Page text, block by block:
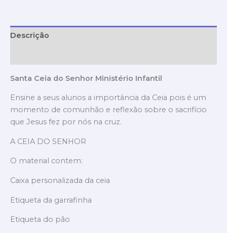
Descrição
Santa Ceia do Senhor Ministério Infantil
Ensine a seus alunos a importância da Ceia pois é um
momento de comunhão e reflexão sobre o sacrifício
que Jesus fez por nós na cruz.
A CEIA DO SENHOR
O material contem:
Caixa personalizada da ceia
Etiqueta da garrafinha
Etiqueta do pão